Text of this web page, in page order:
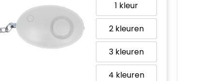
1
2
3
4